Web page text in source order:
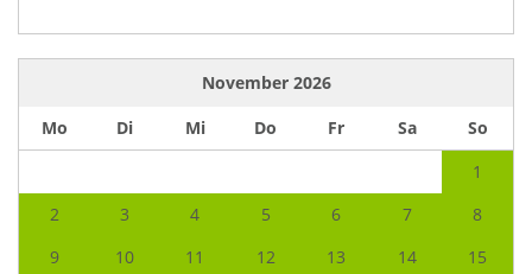
November 2026
Mo
Di Mi Do Fr Sa
So
1
2
3 4 5 6 7
8
9
10 11 12 13 14 15